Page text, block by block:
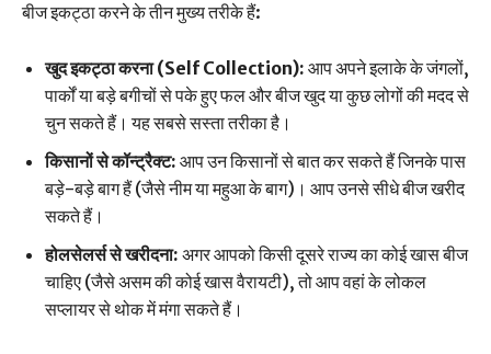
बीज इकट्ठा करने के तीन मुख्य तरीके हैं:
खुद इकट्ठा करना (Self Collection): आप अपने इलाके के जंगलों,
पार्कों या बड़े बगीचों से पके हुए फल और बीज खुद या कुछ लोगों की मदद से
चुन सकते हैं। यह सबसे सस्ता तरीका है।
किसानों से कॉन्ट्रैक्ट: आप उन किसानों से बात कर सकते हैं जिनके पास
बड़े-बड़े बाग हैं (जैसे नीम या महुआ के बाग)। आप उनसे सीधे बीज खरीद
सकते हैं।
होलसेलर्स से खरीदना: अगर आपको किसी दूसरे राज्य का कोई खास बीज
चाहिए (जैसे असम की कोई खास वैरायटी), तो आप वहां के लोकल
सप्लायर से थोक में मंगा सकते हैं।